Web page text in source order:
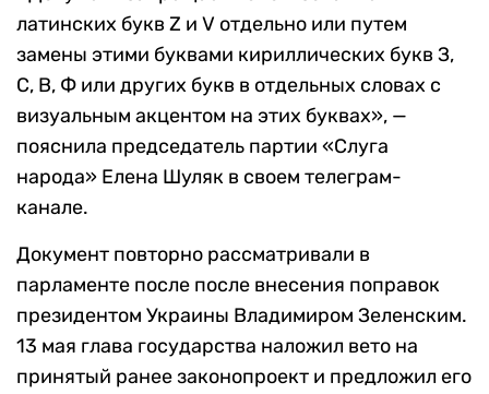
латинских букв Z и V отдельно или путем
замены этими буквами кириллических букв З,
С, В, Ф или других букв в отдельных словах с
визуальным акцентом на этих буквах», —
пояснила председатель партии «Слуга
народа» Елена Шуляк в своем телеграм-
канале.
Документ повторно рассматривали в
парламенте после после внесения поправок
президентом Украины Владимиром Зеленским.
13 мая глава государства наложил вето на
принятый ранее законопроект и предложил его